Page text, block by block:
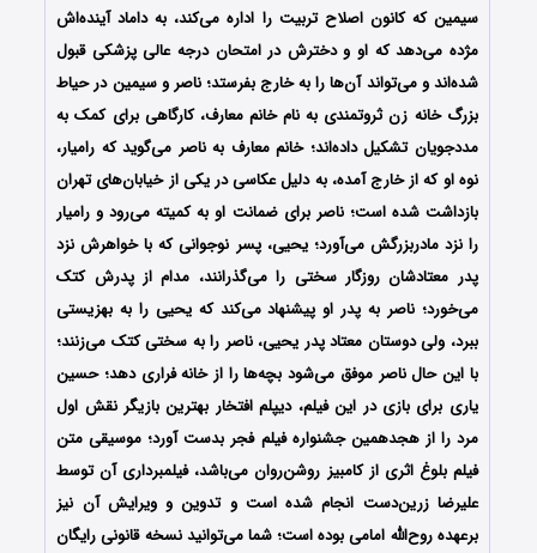
سیمین که کانون اصلاح تربیت را اداره می‌کند، به داماد آینده‌اش
مژده می‌دهد که او و دخترش در امتحان درجه عالی پزشکی قبول
شده‌اند و می‌تواند آن‌ها را به خارج بفرستد؛ ناصر و سیمین در حیاط
بزرگ خانه زن ثروتمندی به نام خانم معارف، کارگاهی برای کمک به
مددجویان تشکیل داده‌اند؛ خانم معارف به ناصر می‌گوید که رامیار،
نوه او که از خارج آمده، به دلیل عکاسی در یکی از خیابان‌های تهران
بازداشت شده‌ است؛ ناصر برای ضمانت او به کمیته می‌رود و رامیار
را نزد مادربزرگش می‌آورد؛ یحیی، پسر نوجوانی که با خواهرش نزد
پدر معتادشان روزگار سختی را می‌گذرانند، مدام از پدرش کتک
می‌خورد؛ ناصر به پدر او پیشنهاد می‌کند که یحیی را به بهزیستی
ببرد، ولی دوستان معتاد پدر یحیی، ناصر را به سختی کتک می‌زنند؛
با این حال ناصر موفق می‌شود بچه‌ها را از خانه فراری دهد؛ حسین
یاری برای بازی در این فیلم، دیپلم افتخار بهترین بازیگر نقش اول
مرد را از هجدهمین جشنواره فیلم فجر بدست آورد؛ موسیقی متن
فیلم بلوغ اثری از کامبیز روشن‌روان می‌باشد، فیلمبرداری آن توسط
علیرضا زرین‌دست انجام شده است و تدوین‌ و ویرایش آن نیز
برعهده روح‌الله امامی بوده است؛ شما می‌توانید نسخه قانونی رایگان